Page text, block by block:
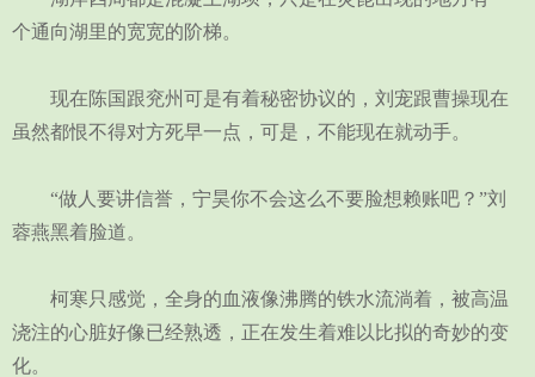
个通向湖里的宽宽的阶梯。
现在陈国跟兖州可是有着秘密协议的，刘宠跟曹操现在
虽然都恨不得对方死早一点，可是，不能现在就动手。
“做人要讲信誉，宁昊你不会这么不要脸想赖账吧？”刘
蓉燕黑着脸道。
柯寒只感觉，全身的血液像沸腾的铁水流淌着，被高温
浇注的心脏好像已经熟透，正在发生着难以比拟的奇妙的变
化。